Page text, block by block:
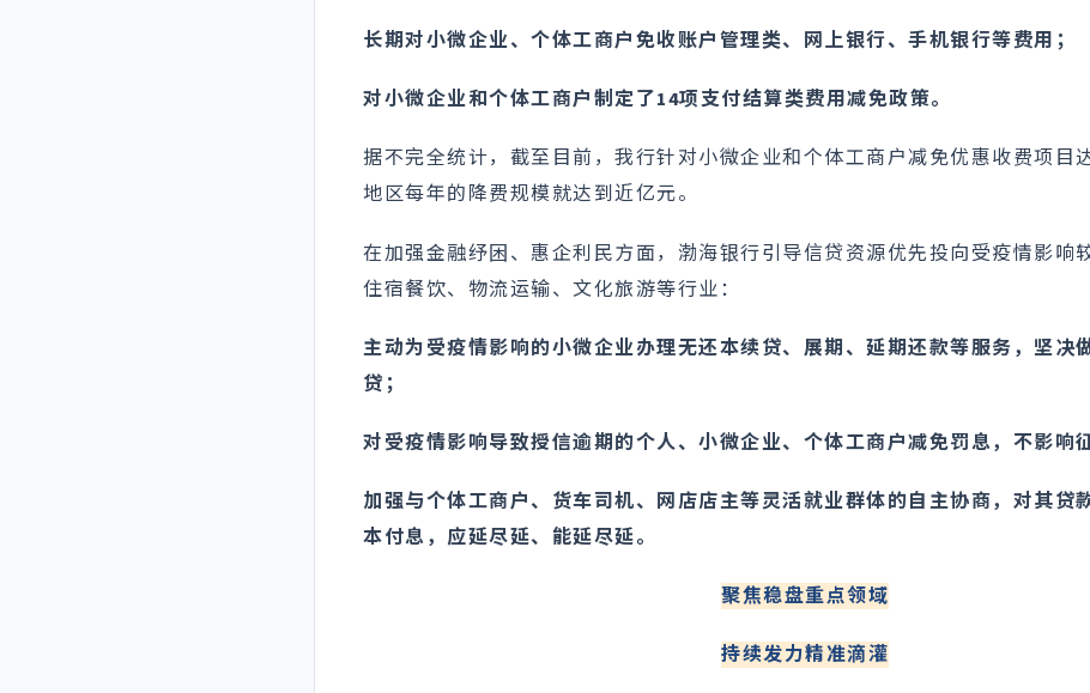
长期对小微企业、个体工商户免收账户管理类、网上银行、手机银行等费用；
对小微企业和个体工商户制定了14项支付结算类费用减免政策。
据不完全统计，截至目前，我行针对小微企业和个体工商户减免优惠收费项目
地区每年的降费规模就达到近亿元。
在加强金融纾困、惠企利民方面，渤海银行引导信贷资源优先投向受疫情影响
住宿餐饮、物流运输、文化旅游等行业：
主动为受疫情影响的小微企业办理无还本续贷、展期、延期还款等服务，坚决
贷；
对受疫情影响导致授信逾期的个人、小微企业、个体工商户减免罚息，不影响
加强与个体工商户、货车司机、网店店主等灵活就业群体的自主协商，对其贷
本付息，应延尽延、能延尽延。
聚焦稳盘重点领域
持续发力精准滴灌